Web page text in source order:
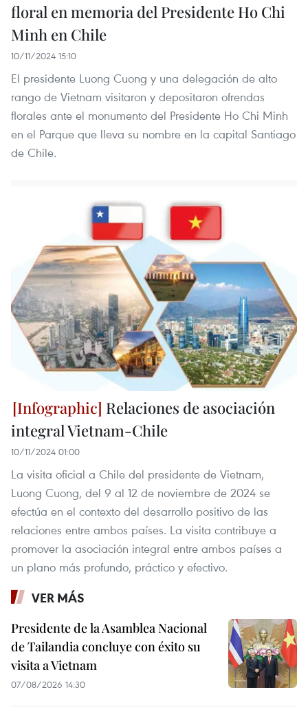
floral en memoria del Presidente Ho Chi
Minh en Chile
10/11/2024 15:10
El presidente Luong Cuong y una delegación de alto
rango de Vietnam visitaron y depositaron ofrendas
florales ante el monumento del Presidente Ho Chi Minh
en el Parque que lleva su nombre en la capital Santiago
de Chile.
Relaciones de asociación
integral Vietnam-Chile
10/11/2024 01:00
La visita oficial a Chile del presidente de Vietnam,
Luong Cuong, del 9 al 12 de noviembre de 2024 se
efectúa en el contexto del desarrollo positivo de las
relaciones entre ambos países. La visita contribuye a
promover la asociación integral entre ambos países a
un plano más profundo, práctico y efectivo.
VER MÁS
Presidente de la Asamblea Nacional
de Tailandia concluye con éxito su
visita a Vietnam
07/08/2026 14:30